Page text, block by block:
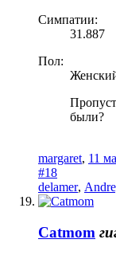
Симпатии:
31.887
Пол:
были?
margaret, 11
#18
delamer,
Catmom